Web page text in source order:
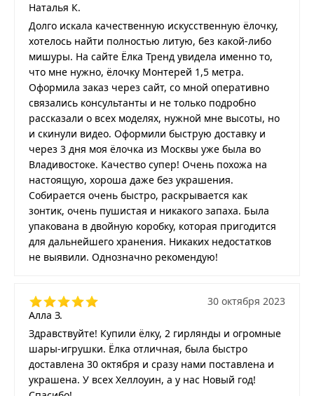
Наталья К.
Долго искала качественную искусственную ёлочку,
хотелось найти полностью литую, без какой-либо
мишуры. На сайте Ёлка Тренд увидела именно то,
что мне нужно, ёлочку Монтерей 1,5 метра.
Оформила заказ через сайт, со мной оперативно
связались консультанты и не только подробно
рассказали о всех моделях, нужной мне высоты, но
и скинули видео. Оформили быструю доставку и
через 3 дня моя ёлочка из Москвы уже была во
Владивостоке. Качество супер! Очень похожа на
настоящую, хороша даже без украшения.
Собирается очень быстро, раскрывается как
зонтик, очень пушистая и никакого запаха. Была
упакована в двойную коробку, которая пригодится
для дальнейшего хранения. Никаких недостатков
не выявили. Однозначно рекомендую!
Алла З.
30 октября 2023
Здравствуйте! Купили ёлку, 2 гирлянды и огромные
шары-игрушки. Ёлка отличная, была быстро
доставлена 30 октября и сразу нами поставлена и
украшена. У всех Хеллоуин, а у нас Новый год!